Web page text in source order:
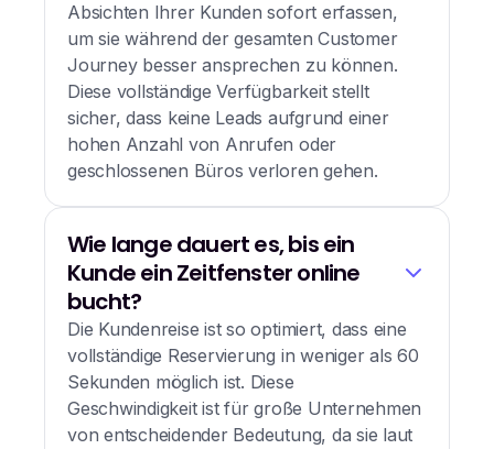
Absichten Ihrer Kunden sofort erfassen,
um sie während der gesamten Customer
Journey besser ansprechen zu können.
Diese vollständige Verfügbarkeit stellt
sicher, dass keine Leads aufgrund einer
hohen Anzahl von Anrufen oder
geschlossenen Büros verloren gehen.
Wie lange dauert es, bis ein
Kunde ein Zeitfenster online
bucht?
Die Kundenreise ist so optimiert, dass eine
vollständige Reservierung in weniger als 60
Sekunden möglich ist. Diese
Geschwindigkeit ist für große Unternehmen
von entscheidender Bedeutung, da sie laut